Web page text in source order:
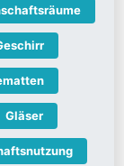
Gläser